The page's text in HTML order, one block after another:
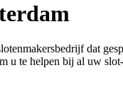
dat
u te helpen bij al uw